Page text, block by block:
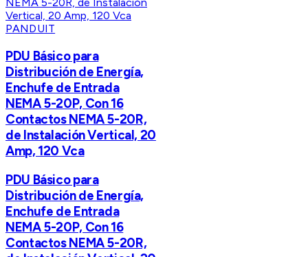
PANDUIT
PDU Básico para
Distribución de Energía,
Enchufe de Entrada
NEMA 5-20P, Con 16
Contactos NEMA 5-20R,
de Instalación Vertical, 20
Amp, 120 Vca
PDU Básico para
Distribución de Energía,
Enchufe de Entrada
NEMA 5-20P, Con 16
Contactos NEMA 5-20R,